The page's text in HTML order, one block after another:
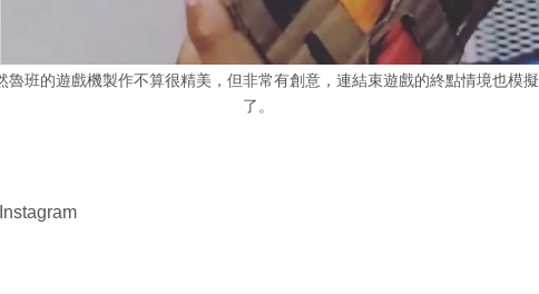
魯班的遊戲機製作不算很精美，但非常有創意，連結束遊戲的終點情境也模擬
了。